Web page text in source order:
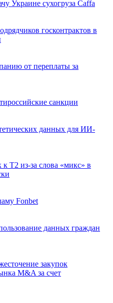
Украине сухогруза Caffa
госконтрактов в
от переплаты за
санкции
данных для ИИ-
Т2 из-за слова «микс» в
Fonbet
данных граждан
закупок
M&A за счет